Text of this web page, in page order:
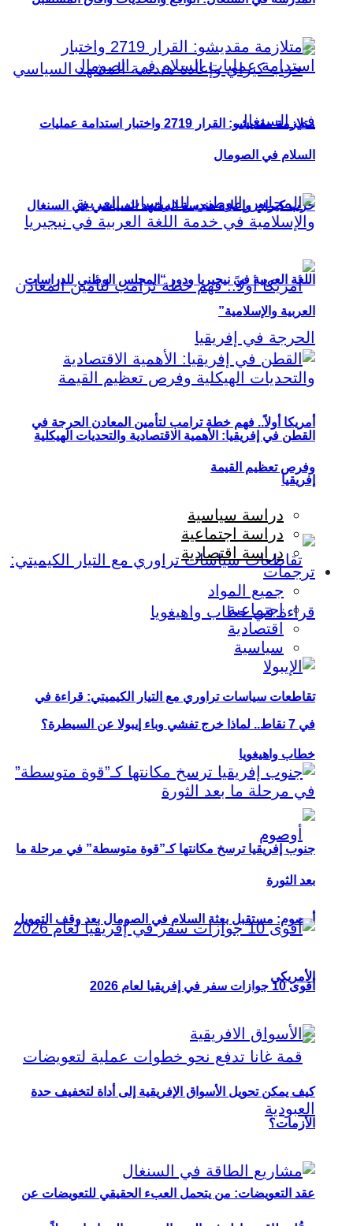
حزب كيراي وإعادة هندسة المشهد السياسي في السنغال
أمريكا أولاً.. فهم خطة ترامب لتأمين المعادن الحرجة في
إفريقيا
تقاطعات سياسات تراوري مع التيار الكيميتي: قراءة في
خطاب واهيغويا
أوصوم: مستقبل بعثة السلام في الصومال بعد وقف التمويل
الأمريكي
عقد التعويضات: من يتحمل العبء الحقيقي للتعويضات عن
متلازمة مقديشو: القرار 2719 واختبار استدامة عمليات
السلام في الصومال
اللغة العربية في نيجيريا ودور “المجلس الوطني للدراسات
العربية والإسلامية”
القطن في إفريقيا: الأهمية الاقتصادية والتحديات الهيكلية
وفرص تعظيم القيمة
دراسة سياسية
دراسة اجتماعية
دراسة اقتصادية
ترجمات
جميع المواد
اجتماعية
اقتصادية
سياسية
في 7 نقاط.. لماذا خرج تفشي وباء إيبولا عن السيطرة؟
جنوب إفريقيا ترسخ مكانتها كـ”قوة متوسطة” في مرحلة ما
بعد الثورة
أقوى 10 جوازات سفر في إفريقيا لعام 2026
كيف يمكن تحويل الأسواق الإفريقية إلى أداة لتخفيف حدة
الأزمات؟